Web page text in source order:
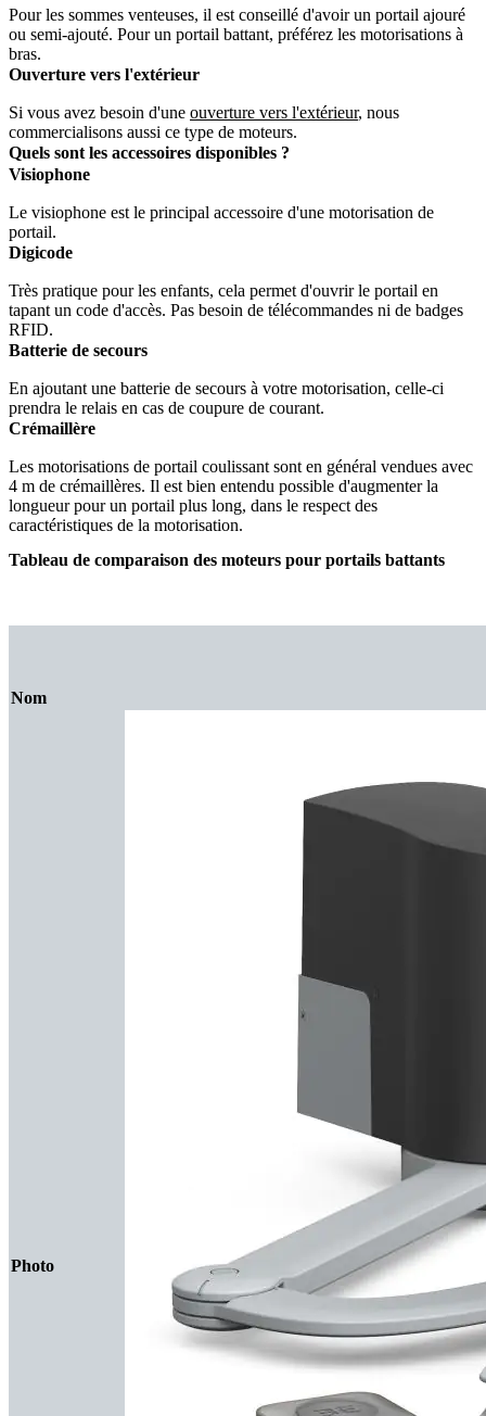
Pour les sommes venteuses, il est conseillé d'avoir un portail ajouré
ou semi-ajouté. Pour un portail battant, préférez les motorisations à
bras.
Ouverture vers l'extérieur
Si vous avez besoin d'une ouverture vers l'extérieur, nous
commercialisons aussi ce type de moteurs.
Quels sont les accessoires disponibles ?
Visiophone
Le visiophone est le principal accessoire d'une motorisation de
portail.
Digicode
Très pratique pour les enfants, cela permet d'ouvrir le portail en
tapant un code d'accès. Pas besoin de télécommandes ni de badges
RFID.
Batterie de secours
En ajoutant une batterie de secours à votre motorisation, celle-ci
prendra le relais en cas de coupure de courant.
Crémaillère
Les motorisations de portail coulissant sont en général vendues avec
4 m de crémaillères. Il est bien entendu possible d'augmenter la
longueur pour un portail plus long, dans le respect des
caractéristiques de la motorisation.
Tableau de comparaison des moteurs pour portails battants
Nom
Photo